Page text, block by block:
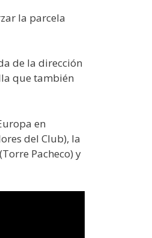
la parcela
de la dirección
que también
en
del Club), la
Pacheco) y